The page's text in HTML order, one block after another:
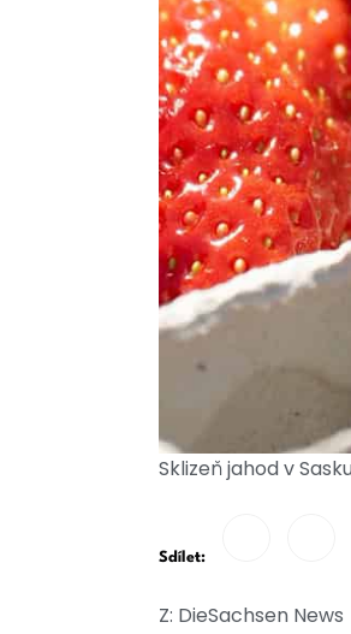
Sklizeň jahod v
Sdílet:
Z: DieSachsen News